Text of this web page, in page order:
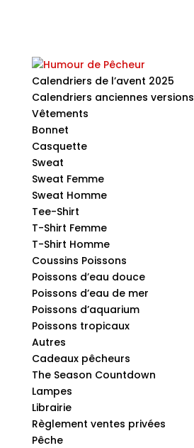
Calendriers de l’avent 2025
Calendriers anciennes versions
Vêtements
Bonnet
Casquette
Sweat
Sweat Femme
Sweat Homme
Tee-Shirt
T-Shirt Femme
T-Shirt Homme
Coussins Poissons
Poissons d’eau douce
Poissons d’eau de mer
Poissons d’aquarium
Poissons tropicaux
Autres
Cadeaux pêcheurs
The Season Countdown
Lampes
Librairie
Règlement ventes privées
Pêche